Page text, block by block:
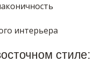
интерьера
стиле: